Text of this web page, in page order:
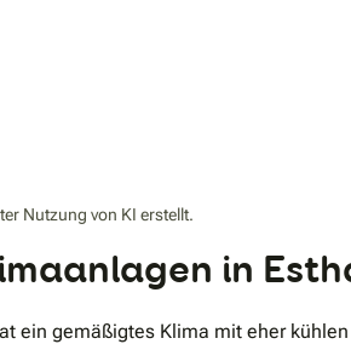
Nutzung von KI erstellt.
in
ein gemäßigtes Klima mit eher